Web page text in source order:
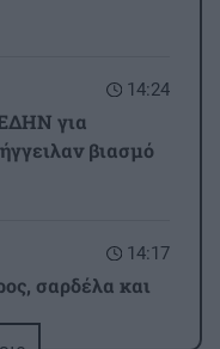
14:24
για
βιασμό
14:17
σαρδέλα και